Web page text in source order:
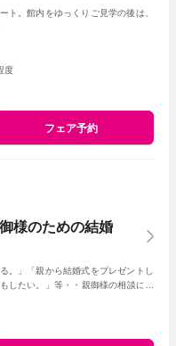
。館内をゆっくりご見学の後は、
度
フェア予約
様のための結婚
。」「親から結婚式をプレゼントし
したい。」等・・親御様の相談にベ